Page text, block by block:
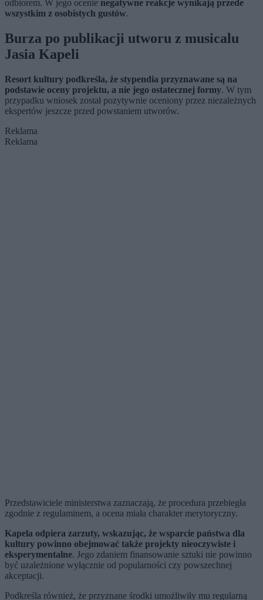
odbiorem. W jego ocenie negatywne reakcje wynikają przede
wszystkim z osobistych gustów.
Burza po publikacji utworu z musicalu
Jasia Kapeli
Resort kultury podkreśla, że stypendia przyznawane są na
podstawie oceny projektu, a nie jego ostatecznej formy. W tym
przypadku wniosek został pozytywnie oceniony przez niezależnych
ekspertów jeszcze przed powstaniem utworów.
Reklama
Reklama
Przedstawiciele ministerstwa zaznaczają, że procedura przebiegła
zgodnie z regulaminem, a ocena miała charakter merytoryczny.
Kapela odpiera zarzuty, wskazując, że wsparcie państwa dla
kultury powinno obejmować także projekty nieoczywiste i
eksperymentalne. Jego zdaniem finansowanie sztuki nie powinno
być uzależnione wyłącznie od popularności czy powszechnej
akceptacji.
Podkreśla również, że przyznane środki umożliwiły mu regularną